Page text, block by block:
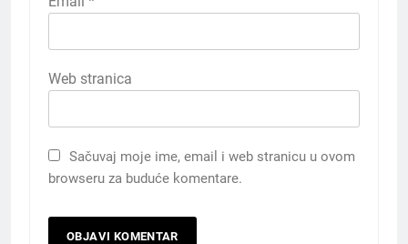
Web stranica
Sačuvaj moje ime, email i web stranicu u ovom
browseru za buduće komentare.